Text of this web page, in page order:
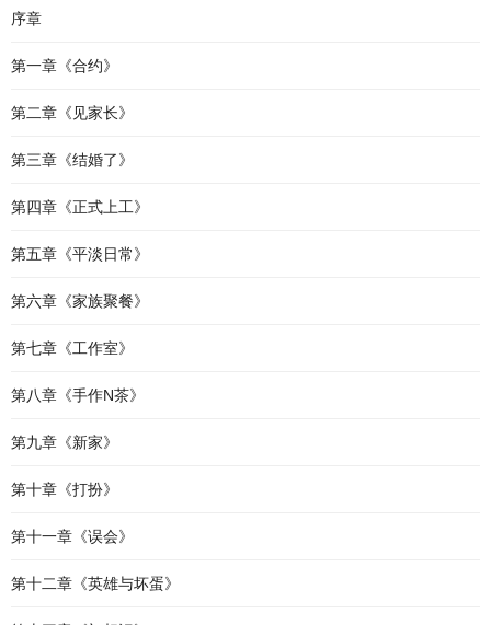
序章
第一章《合约》
第二章《见家长》
第三章《结婚了》
第四章《正式上工》
第五章《平淡日常》
第六章《家族聚餐》
第七章《工作室》
第八章《手作N茶》
第九章《新家》
第十章《打扮》
第十一章《误会》
第十二章《英雄与坏蛋》